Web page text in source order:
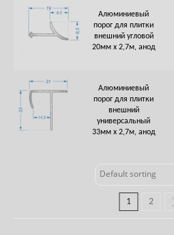
1 2
Алюминиевый
порог для плитки
внешний угловой
20мм х 2,7м, анод
Алюминиевый
порог для плитки
внешний
универсальный
33мм х 2,7м, анод